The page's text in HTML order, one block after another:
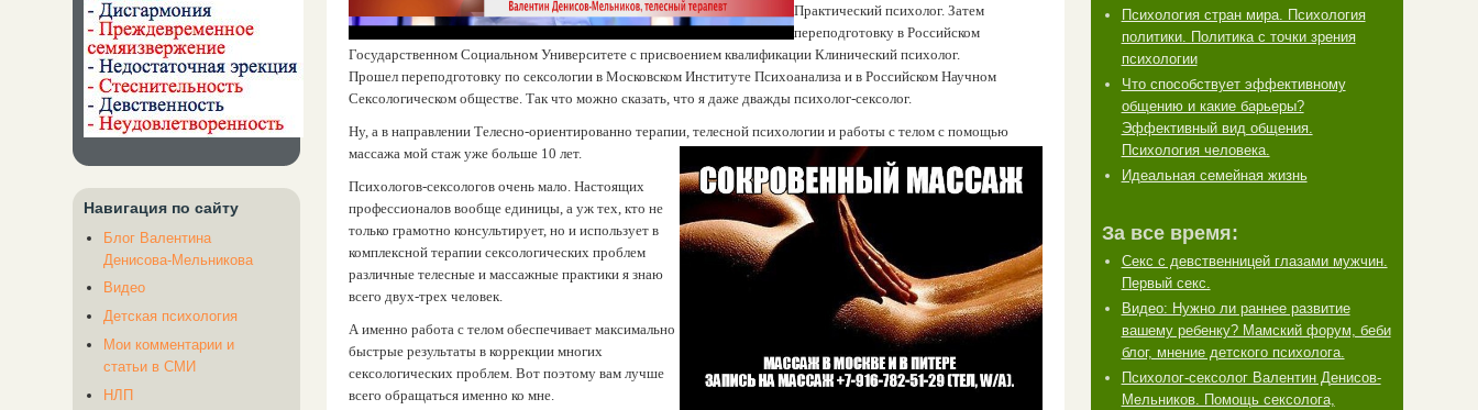
Навигация по сайту
Блог Валентина
Денисова-Мельникова
Видео
Детская психология
Мои комментарии и
статьи в СМИ
НЛП
Практический психолог. Затем
переподготовку в Российском
Государственном Социальном Университете с присвоением квалификации Клинический психолог.
Прошел переподготовку по сексологии в Московском Институте Психоанализа и в Российском Научном
Сексологическом обществе. Так что можно сказать, что я даже дважды психолог-сексолог.
Ну, а в направлении Телесно-ориентированно терапии, телесной психологии и работы с телом с помощью
массажа мой стаж уже больше 10 лет.
Психологов-сексологов очень мало. Настоящих
профессионалов вообще единицы, а уж тех, кто не
только грамотно консультирует, но и использует в
комплексной терапии сексологических проблем
различные телесные и массажные практики я знаю
всего двух-трех человек.
А именно работа с телом обеспечивает максимально
быстрые результаты в коррекции многих
сексологических проблем. Вот поэтому вам лучше
всего обращаться именно ко мне.
Психология стран мира. Психология
политики. Политика с точки зрения
психологии
Что способствует эффективному
общению и какие барьеры?
Эффективный вид общения.
Психология человека.
​Идеальная семейная жизнь
За все время:
Секс с девственницей глазами мужчин.
Первый секс.
Видео: Нужно ли раннее развитие
вашему ребенку? Мамский форум, беби
блог, мнение детского психолога.
Психолог-сексолог Валентин Денисов-
Мельников. Помощь сексолога,